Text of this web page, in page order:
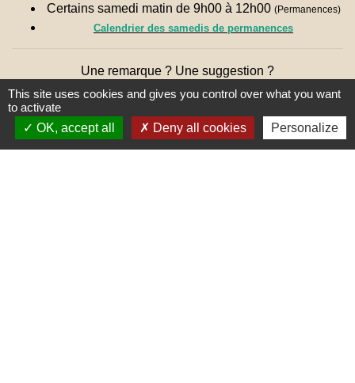
Certains samedi matin de 9h00 à 12h00 (Permanences)
Calendrier des samedis de permanences
Une remarque ? Une suggestion ?
N'hésitez pas à nous écrire 🖋
This site uses cookies and gives you control over what you want
to activate
OK, accept all
Deny all cookies Personalize